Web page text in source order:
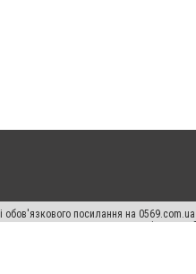
посилання на
виняткових прав